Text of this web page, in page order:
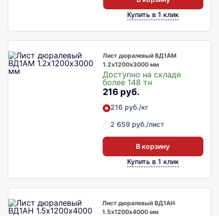
Купить в 1 клик
Лист дюралевый ВД1АМ
1.2х1200х3000 мм
Доступно на складе
более 148 тн
216 руб.
216 руб./кг
2 659 руб./лист
В корзину
Купить в 1 клик
Лист дюралевый ВД1АН
1.5х1200х4000 мм